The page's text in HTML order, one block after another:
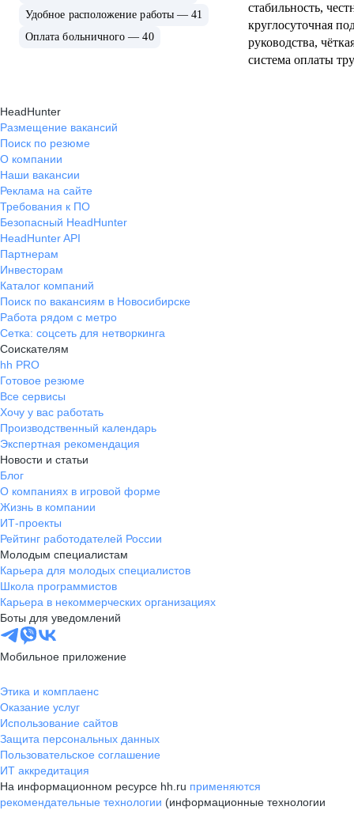
Удобное расположение работы — 41
Оплата больничного — 40
стабильность,
круглосуточная
руководства,
система оплаты
HeadHunter
Размещение вакансий
Поиск по резюме
О компании
Наши вакансии
Реклама на сайте
Требования к ПО
Безопасный HeadHunter
HeadHunter API
Партнерам
Инвесторам
Каталог компаний
Поиск по вакансиям в Новосибирске
Работа рядом с метро
Сетка: соцсеть для нетворкинга
Соискателям
hh PRO
Готовое резюме
Все сервисы
Хочу у вас работать
Производственный календарь
Экспертная рекомендация
Новости и статьи
Блог
О компаниях в игровой форме
Жизнь в компании
ИТ-проекты
Рейтинг работодателей России
Молодым специалистам
Карьера для молодых специалистов
Школа программистов
Карьера в некоммерческих организациях
Боты для уведомлений
Мобильное приложение
Этика и комплаенс
Оказание услуг
Использование сайтов
Защита персональных данных
Пользовательское соглашение
ИТ аккредитация
На информационном ресурсе hh.ru применяются
рекомендательные технологии (информационные технологии